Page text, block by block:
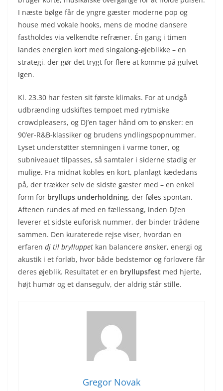
I næste bølge får de yngre gæster moderne pop og
house med vokale hooks, mens de modne dansere
fastholdes via velkendte refræner. Én gang i timen
landes energien kort med singalong-øjeblikke – en
strategi, der gør det trygt for flere at komme på gulvet
igen.
Kl. 23.30 har festen sit første klimaks. For at undgå
udbrænding udskiftes tempoet med rytmiske
crowdpleasers, og DJ’en tager hånd om to ønsker: en
90’er-R&B-klassiker og brudens yndlingspopnummer.
Lyset understøtter stemningen i varme toner, og
subniveauet tilpasses, så samtaler i siderne stadig er
mulige. Fra midnat kobles en kort, planlagt kædedans
på, der trækker selv de sidste gæster med – en enkel
form for bryllups underholdning, der føles spontan.
Aftenen rundes af med en fællessang, inden DJ’en
leverer et sidste euforisk nummer, der binder trådene
sammen. Den kuraterede rejse viser, hvordan en
erfaren dj til brylluppet kan balancere ønsker, energi og
akustik i et forløb, hvor både bedstemor og forlovere får
deres øjeblik. Resultatet er en bryllupsfest med hjerte,
højt humør og et dansegulv, der aldrig står stille.
Gregor Novak